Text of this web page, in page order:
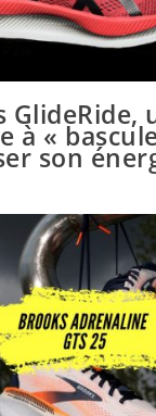
GlideRide,
à «
son